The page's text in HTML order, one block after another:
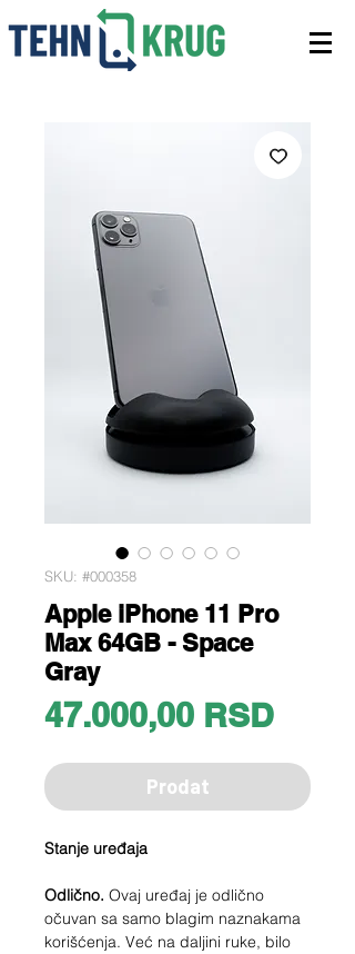
SKU: #000358
Apple iPhone 11 Pro
Max 64GB - Space
Gray
47.000,00 RSDPrice
Prodat
Stanje uređaja
Odlično. Ovaj uređaj je odlično
očuvan sa samo blagim naznakama
korišćenja. Već na daljini ruke, bilo